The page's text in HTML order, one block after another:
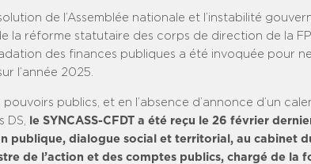
de l’Assemblée nationale et l’instabilité
la réforme statutaire des corps de direction de la
des finances publiques a été invoquée pour
l’année 2025.
pouvoirs publics, et en l’absence d’annonce d’un
DS,
le SYNCASS-CFDT a été reçu le 26 février
publique, dialogue social et territorial, au cabinet
de l’action et des comptes publics, chargé de la